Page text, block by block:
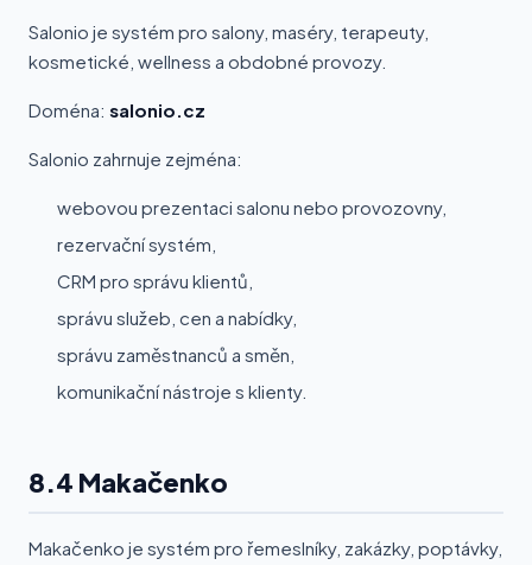
Salonio je systém pro salony, maséry, terapeuty,
kosmetické, wellness a obdobné provozy.
Doména: salonio.cz
Salonio zahrnuje zejména:
webovou prezentaci salonu nebo provozovny,
rezervační systém,
CRM pro správu klientů,
správu služeb, cen a nabídky,
správu zaměstnanců a směn,
komunikační nástroje s klienty.
8.4 Makačenko
Makačenko je systém pro řemeslníky, zakázky, poptávky,